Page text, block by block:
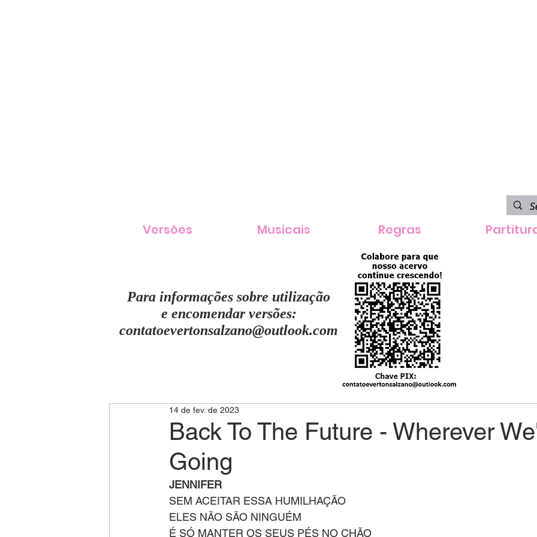
Versões Musicais Regras
Para informações sobre utilização
e encomendar versões:
contatoevertonsalzano@outlook.com
Back To The Future - Wherever
Going
14 de fev. de 2023
JENNIFER
SEM ACEITAR ESSA HUMILHAÇÃO
ELES NÃO SÃO NINGUÉM
É SÓ MANTER OS SEUS PÉS NO CHÃO